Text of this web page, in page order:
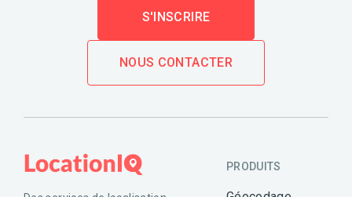
S'INSCRIRE
NOUS CONTACTER
PRODUITS